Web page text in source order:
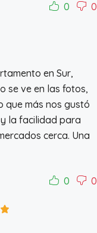
0 0
en Sur,
se ve en las fotos,
que más nos gustó
la facilidad para
cerca. Una
0 0